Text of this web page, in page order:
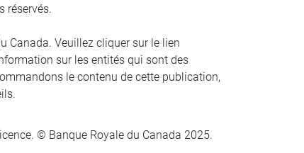
réservés.
Canada. Veuillez cliquer sur le lien
sur les entités qui sont des
le contenu de cette publication,
© Banque Royale du Canada 2025.